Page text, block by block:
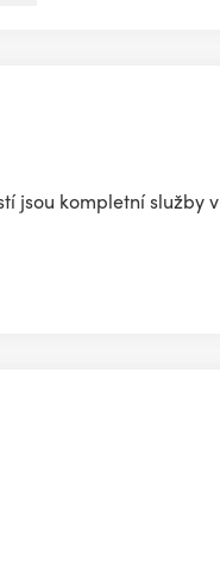
jsou kompletní služby